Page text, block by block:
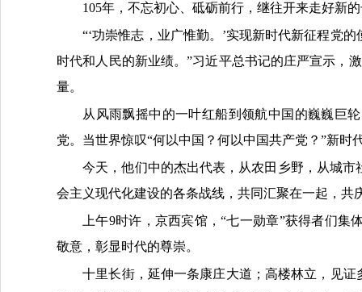
105年，不忘初心、砥砺前行，继往开来走好新
“‘功崇惟志，业广惟勤。’实现新时代新征程党
时代和人民的新业绩。”习近平总书记的庄严宣示，
量。
从风雨飘摇中的一叶红船到领航中国的巍巍巨
党。当世界惊叹“何以中国？何以中国共产党？”新
今天，他们中的杰出代表，从农田乡野，从城
会主义现代化建设的各条战线，共同汇聚在一起，共
上午9时许，京西宾馆，“七一勋章”获得者们
敬意，彰显时代的尊崇。
十里长街，延伸一条康庄大道；高楼林立，见